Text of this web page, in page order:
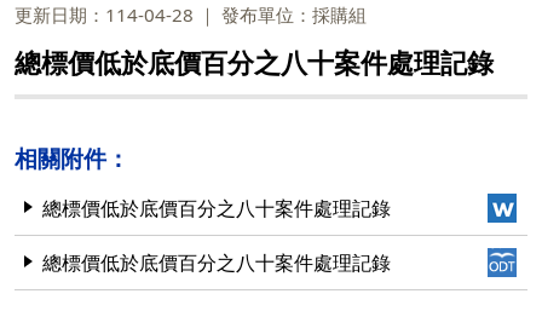
更新日期：114-04-28 發布單位：採購組
總標價低於底價百分之八十案件處理記錄
相關附件：
總標價低於底價百分之八十案件處理記錄
總標價低於底價百分之八十案件處理記錄